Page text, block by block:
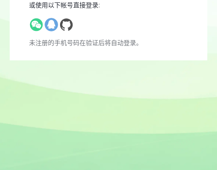
或使用以下帐号直接登录:
未注册的手机号码在验证后将自动登录。